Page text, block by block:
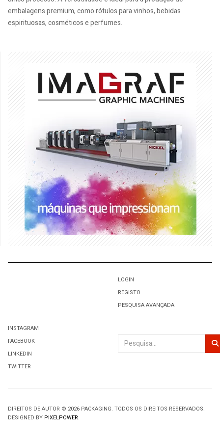
embalagens premium, como rótulos para vinhos, bebidas
espirituosas, cosméticos e perfumes.
LOGIN
REGISTO
PESQUISA AVANÇADA
INSTAGRAM
FACEBOOK
LINKEDIN
TWITTER
Pesquisar
DIREITOS DE AUTOR © 2026 PACKAGING. TODOS OS DIREITOS RESERVADOS.
DESIGNED BY PIXELPOWER.